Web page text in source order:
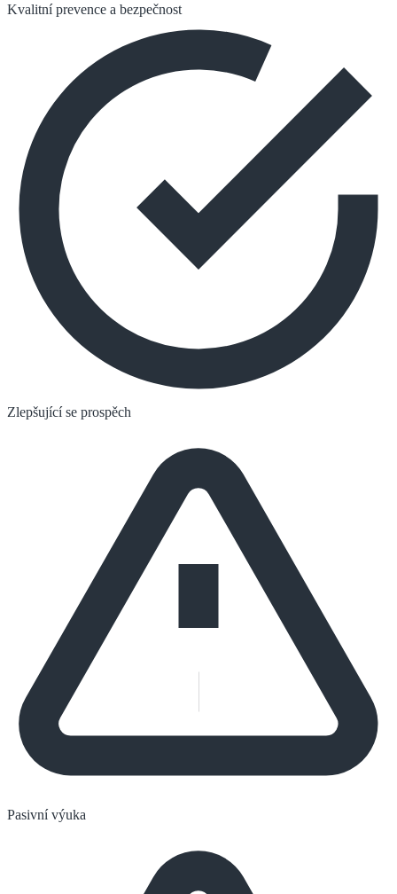
Kvalitní prevence a bezpečnost
Zlepšující se prospěch
Pasivní výuka